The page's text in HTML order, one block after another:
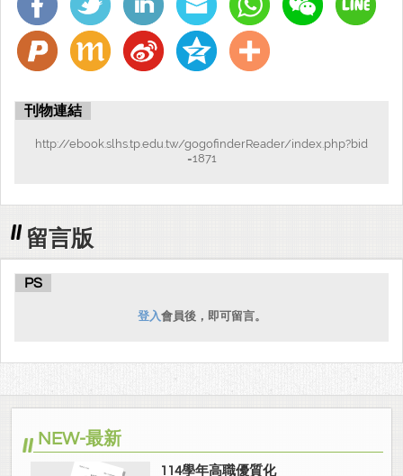
刊物連結
http://ebook.slhs.tp.edu.tw/gogofinderReader/index.php?bid
=1871
留言版
PS
登入會員後，即可留言。
NEW-最新
114學年高職優質化